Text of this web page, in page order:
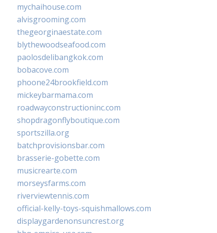
mychaihouse.com
alvisgrooming.com
thegeorginaestate.com
blythewoodseafood.com
paolosdelibangkok.com
bobacove.com
phoone24brookfield.com
mickeybarmama.com
roadwayconstructioninc.com
shopdragonflyboutique.com
sportszilla.org
batchprovisionsbar.com
brasserie-gobette.com
musicrearte.com
morseysfarms.com
riverviewtennis.com
official-kelly-toys-squishmallows.com
displaygardenonsuncrest.org